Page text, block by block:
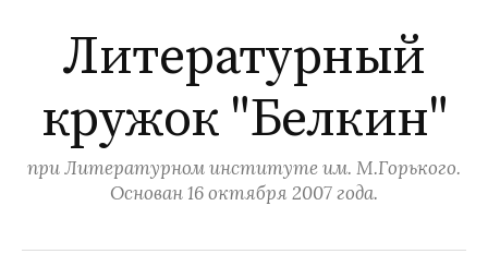
т
с
Литературный
кружок "Белкин"
при Литературном институте им. М.Горького.
Основан 16 октября 2007 года.